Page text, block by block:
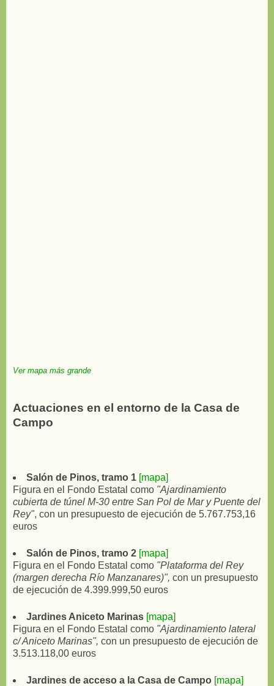
Ver mapa más grande
Actuaciones en el entorno de la Casa de
Campo
Salón de Pinos, tramo 1 [mapa]
Figura en el Fondo Estatal como "Ajardinamiento
cubierta de túnel M-30 entre San Pol de Mar y Puente del
Rey", con un presupuesto de ejecución de 5.767.753,16
euros
Salón de Pinos, tramo 2 [mapa]
Figura en el Fondo Estatal como "Plataforma del Rey
(margen derecha Río Manzanares)", con un presupuesto
de ejecución de 4.399.999,50 euros
Jardines Aniceto Marinas [mapa]
Figura en el Fondo Estatal como "Ajardinamiento lateral
c/ Aniceto Marinas", con un presupuesto de ejecución de
3.513.118,00 euros
Jardines de acceso a la Casa de Campo [mapa]